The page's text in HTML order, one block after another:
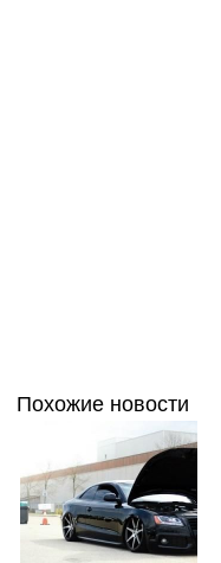
Похожие новости